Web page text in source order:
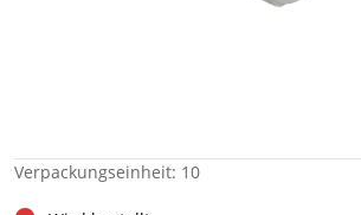
Verpackungseinheit: 10